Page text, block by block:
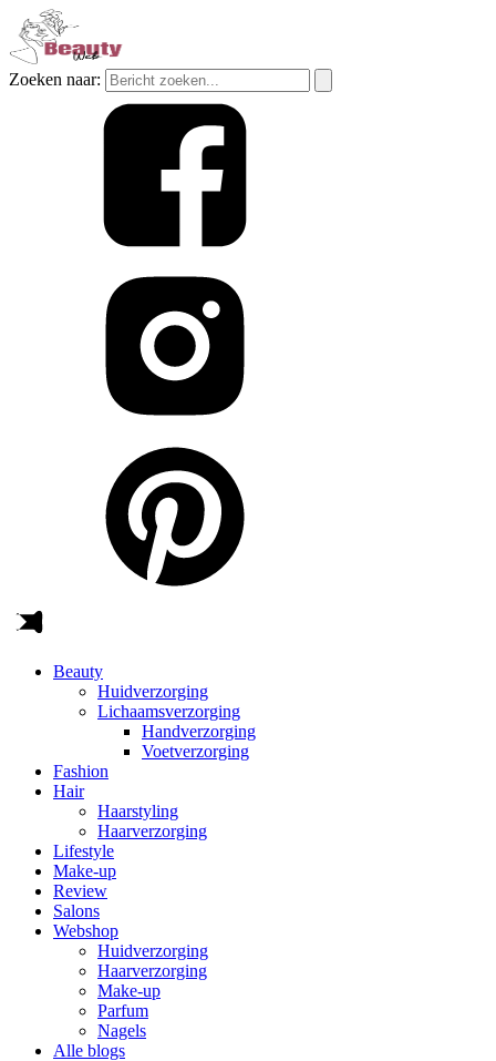
Zoeken naar:
Beauty
Huidverzorging
Lichaamsverzorging
Handverzorging
Voetverzorging
Fashion
Hair
Haarstyling
Haarverzorging
Lifestyle
Make-up
Review
Salons
Webshop
Huidverzorging
Haarverzorging
Make-up
Parfum
Nagels
Alle blogs